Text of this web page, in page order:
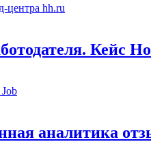
Кейс
аналитика